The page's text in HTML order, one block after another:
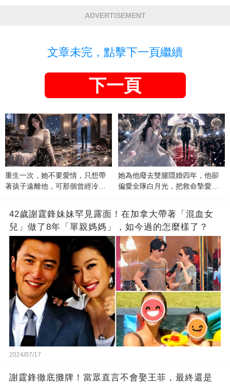
ADVERTISEMENT
文章未完，點擊下一頁繼續
下一頁
重生一次，她不要愛情，只想帶
著孩子遠離他，可那個曾經冷漠
她為他廢去雙腿隱婚四年，他卻
偏愛全隊白月光，把救命摯愛當
42歲謝霆鋒妹妹罕見露面！在加拿大帶著「混血女
兒」做了8年「單親媽媽」，如今過的怎麼樣了？
2024/07/17
謝霆鋒徹底攤牌！當眾直言不會娶王菲，最終還是